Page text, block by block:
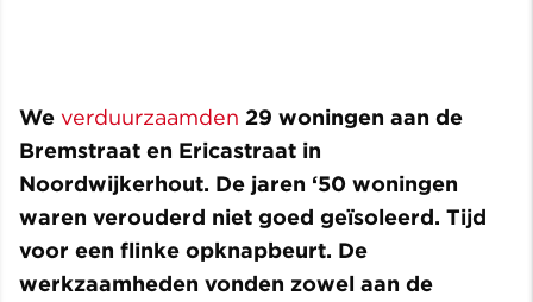
We verduurzaamden 29 woningen aan de
Bremstraat en Ericastraat in
Noordwijkerhout. De jaren ‘50 woningen
waren verouderd niet goed geïsoleerd. Tijd
voor een flinke opknapbeurt. De
werkzaamheden vonden zowel aan de